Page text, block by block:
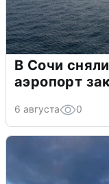
В Сочи
аэропорт
6 августа 0